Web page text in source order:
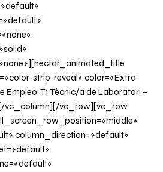
strip-reveal» color=»Extra-
Empleo: T1 Tècnic/a de Laboratori –
vc_column][/vc_row][vc_row
column_direction=»default»